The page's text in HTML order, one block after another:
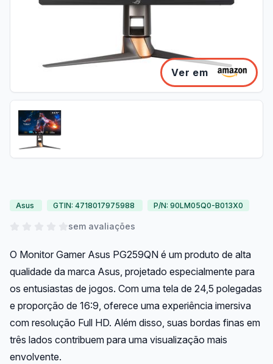
Ver em
Asus GTIN: 4718017975988 P/N: 90LM05Q0-B013X0
sem avaliações
O Monitor Gamer Asus PG259QN é um produto de alta
qualidade da marca Asus, projetado especialmente para
os entusiastas de jogos. Com uma tela de 24,5 polegadas
e proporção de 16:9, oferece uma experiência imersiva
com resolução Full HD. Além disso, suas bordas finas em
três lados contribuem para uma visualização mais
envolvente.